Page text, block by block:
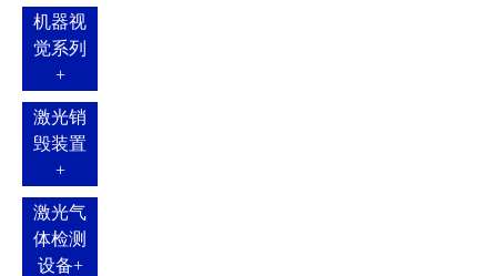
机器视
觉系列
+
激光销
毁装置
+
激光气
体检测
设备+